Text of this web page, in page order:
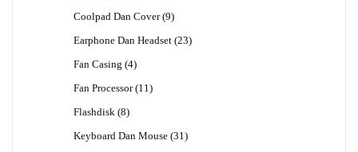
Coolpad Dan Cover 99
Earphone Dan Headset 2323
Fan Casing 44
Fan Processor 11 11
Flashdisk 88
Keyboard Dan Mouse 31 31